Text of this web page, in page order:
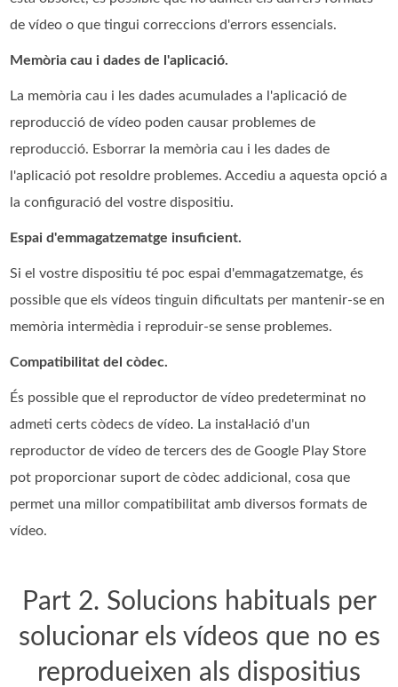
de vídeo o que tingui correccions d'errors essencials.
Memòria cau i dades de l'aplicació.
La memòria cau i les dades acumulades a l'aplicació de
reproducció de vídeo poden causar problemes de
reproducció. Esborrar la memòria cau i les dades de
l'aplicació pot resoldre problemes. Accediu a aquesta opció a
la configuració del vostre dispositiu.
Espai d'emmagatzematge insuficient.
Si el vostre dispositiu té poc espai d'emmagatzematge, és
possible que els vídeos tinguin dificultats per mantenir-se en
memòria intermèdia i reproduir-se sense problemes.
Compatibilitat del còdec.
És possible que el reproductor de vídeo predeterminat no
admeti certs còdecs de vídeo. La instal·lació d'un
reproductor de vídeo de tercers des de Google Play Store
pot proporcionar suport de còdec addicional, cosa que
permet una millor compatibilitat amb diversos formats de
vídeo.
Part 2. Solucions habituals per
solucionar els vídeos que no es
reprodueixen als dispositius